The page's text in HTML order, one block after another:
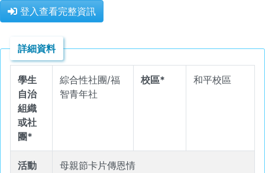
登入查看完整資訊
詳細資料
學生
自治
組織
或社
團*
綜合性社團/福
智青年社
校區* 和平校區
活動
母親節卡片傳恩情